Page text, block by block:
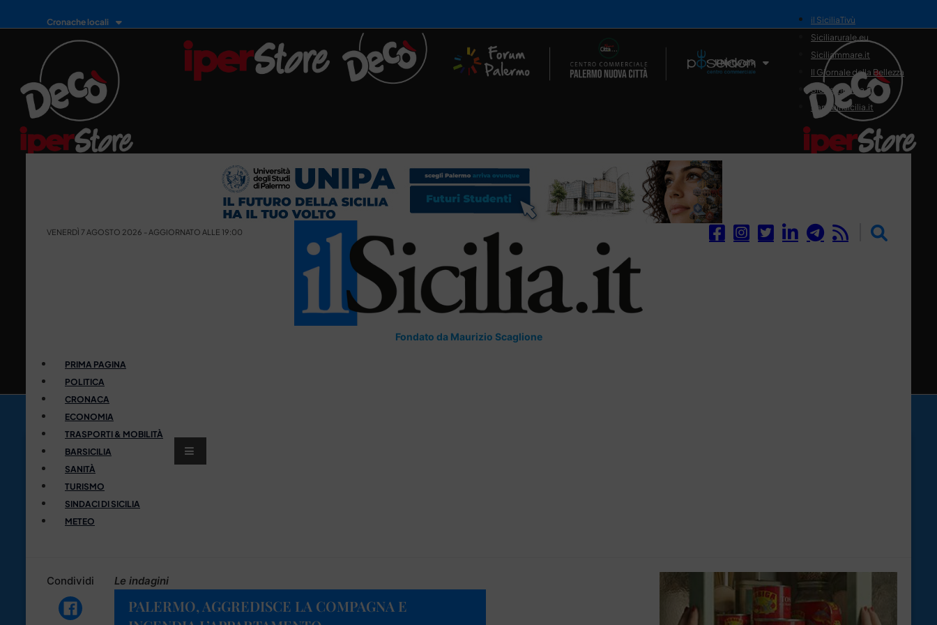
Cronache locali
Il Network
il SiciliaTivù
Siciliarurale.eu
Siciliammare.it
Il Giornale della Bellezza
Siciliamedica.it
Sanitainsicilia.it
VENERDÌ 7 AGOSTO 2026 - AGGIORNATO ALLE 19:00
Fondato da Maurizio Scaglione
PRIMA PAGINA
POLITICA
CRONACA
ECONOMIA
TRASPORTI & MOBILITÀ
BARSICILIA
SANITÀ
TURISMO
SINDACI DI SICILIA
METEO
Condividi Le indagini
PALERMO, AGGREDISCE LA COMPAGNA E